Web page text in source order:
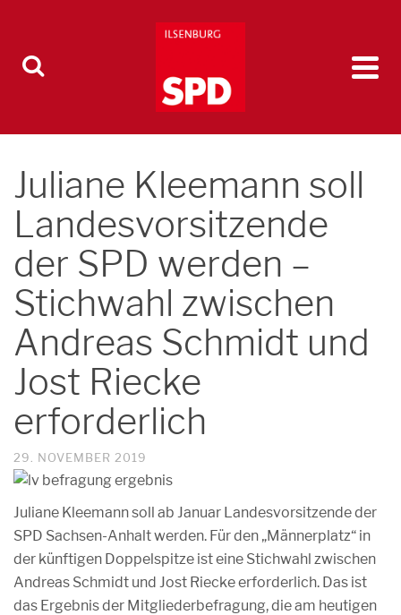
Juliane Kleemann soll
Landesvorsitzende
der SPD werden –
Stichwahl zwischen
Andreas Schmidt und
Jost Riecke
erforderlich
29. NOVEMBER 2019
Juliane Kleemann soll ab Januar Landesvorsitzende der
SPD Sachsen-Anhalt werden. Für den „Männerplatz“ in
der künftigen Doppelspitze ist eine Stichwahl zwischen
Andreas Schmidt und Jost Riecke erforderlich. Das ist
das Ergebnis der Mitgliederbefragung, die am heutigen